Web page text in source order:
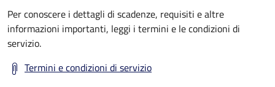
Per conoscere i dettagli di scadenze, requisiti e altre
informazioni importanti, leggi i termini e le condizioni di
servizio.
Termini e condizioni di servizio